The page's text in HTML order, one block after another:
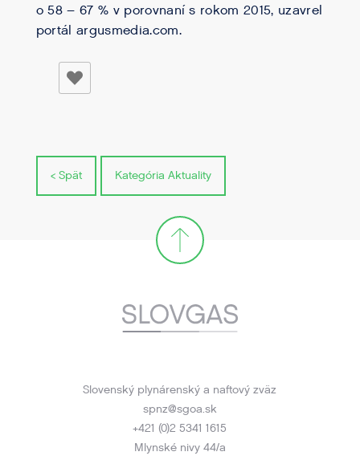
o 58 – 67 % v porovnaní s rokom 2015, uzavrel
portál argusmedia.com.
< Spät Kategória Aktuality
Slovenský plynárenský a naftový zväz
spnz@sgoa.sk
+421 (0)2 5341 1615
Mlynské nivy 44/a